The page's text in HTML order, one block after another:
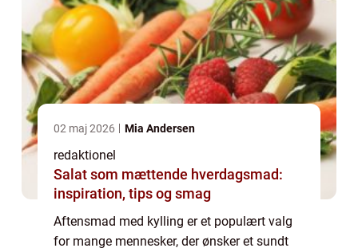
02 maj 2026 Mia Andersen
redaktionel
Salat som mættende hverdagsmad:
inspiration, tips og smag
Aftensmad med kylling er et populært valg
for mange mennesker, der ønsker et sundt